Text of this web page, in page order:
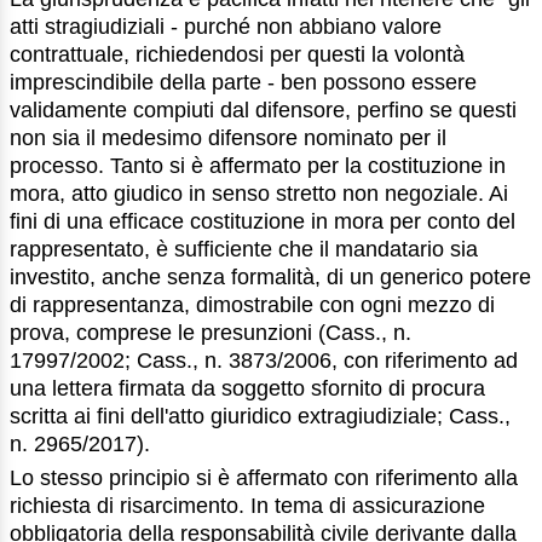
atti stragiudiziali - purché non abbiano valore
contrattuale, richiedendosi per questi la volontà
imprescindibile della parte - ben possono essere
validamente compiuti dal difensore, perfino se questi
non sia il medesimo difensore nominato per il
processo. Tanto si è affermato per la costituzione in
mora, atto giudico in senso stretto non negoziale. Ai
fini di una efficace costituzione in mora per conto del
rappresentato, è sufficiente che il mandatario sia
investito, anche senza formalità, di un generico potere
di rappresentanza, dimostrabile con ogni mezzo di
prova, comprese le presunzioni (Cass., n.
17997/2002; Cass., n. 3873/2006, con riferimento ad
una lettera firmata da soggetto sfornito di procura
scritta ai fini dell'atto giuridico extragiudiziale; Cass.,
n. 2965/2017).
Lo stesso principio si è affermato con riferimento alla
richiesta di risarcimento. In tema di assicurazione
obbligatoria della responsabilità civile derivante dalla